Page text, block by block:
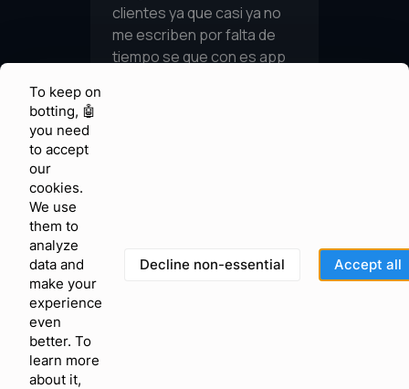
To keep on
botting, 🤖
you need
to accept
our
cookies.
We use
them to
analyze
data and
make your
experience
even
better. To
learn more
about it,
Decline non-essential Accept all